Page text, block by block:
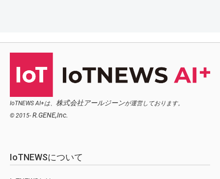
IoTNEWS AI+は、 株式会社アールジーンが運営しております。
© 2015- R.GENE,Inc.
IoTNEWSについて